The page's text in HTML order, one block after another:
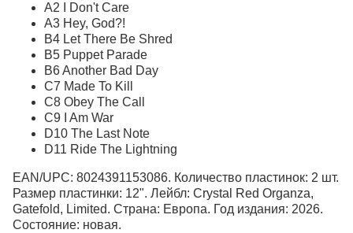
A2 I Don't Care
A3 Hey, God?!
B4 Let There Be Shred
B5 Puppet Parade
B6 Another Bad Day
C7 Made To Kill
C8 Obey The Call
C9 I Am War
D10 The Last Note
D11 Ride The Lightning
EAN/UPC: 8024391153086. Количество пластинок: 2 шт.
Размер пластинки: 12". Лейбл: Crystal Red Organza,
Gatefold, Limited. Страна: Европа. Год издания: 2026.
Состояние: новая.